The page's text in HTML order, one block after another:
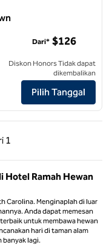
Charlotte Uptown
Dari* $126
Diskon Honors Tidak dapat
dikembalikan
Pilih Tanggal
1 dari 1
1 dari 1
1
Hotel Ramah Hewan
Carolina. Menginaplah di luar
Anda dapat memesan
untuk membawa hewan
hari di taman alam
banyak lagi.